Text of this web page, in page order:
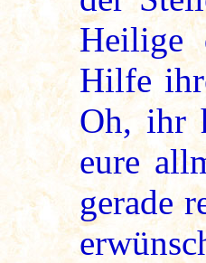
Heilige
Hilfe
Oh, ihr
eure
gerade